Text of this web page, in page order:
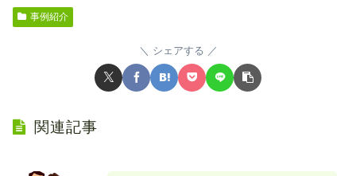
事例紹介
シェアする
関連記事